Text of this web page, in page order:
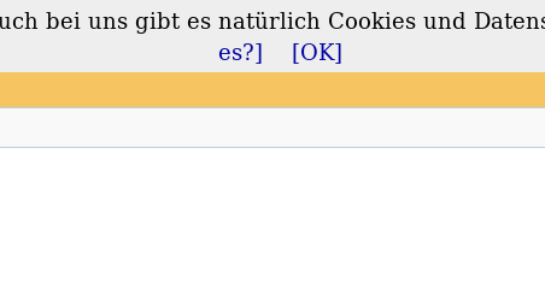
bei uns gibt es natürlich Cookies und
es?]
[OK]